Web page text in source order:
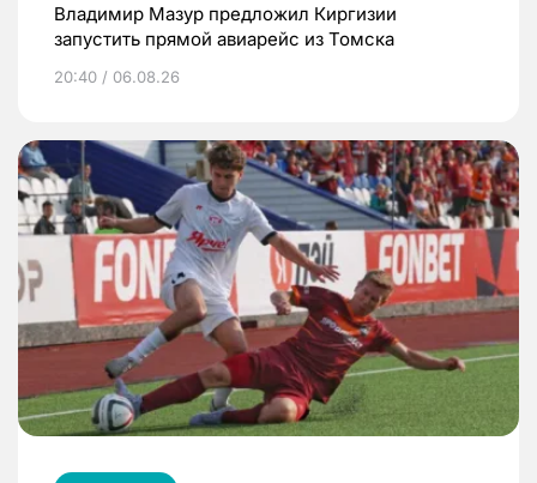
Владимир Мазур предложил Киргизии
запустить прямой авиарейс из Томска
20:40 / 06.08.26